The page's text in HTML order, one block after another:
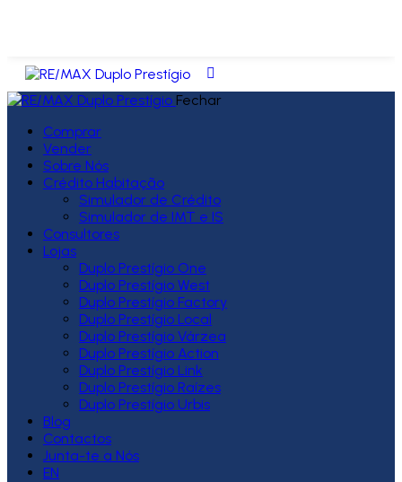
Fechar
Comprar
Vender
Sobre Nós
Crédito Habitação
Simulador de Crédito
Simulador de IMT e IS
Consultores
Lojas
Duplo Prestígio One
Duplo Prestígio West
Duplo Prestígio Factory
Duplo Prestígio Local
Duplo Prestígio Várzea
Duplo Prestígio Action
Duplo Prestígio Link
Duplo Prestígio Raízes
Duplo Prestígio Urbis
Blog
Contactos
Junta-te a Nós
EN